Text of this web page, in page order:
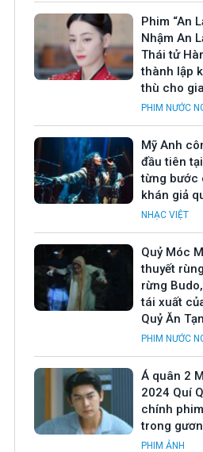
Phim “An
Nhậm An
Thái tử
thành lập
thù cho
PHIM NƯỚC
Mỹ Anh
đầu tiên
từng bước
khán giả
NHẠC VIỆT
Quỷ Móc
thuyết
rừng
tái xuất
Quỷ Ăn
PHIM NƯỚC
Á quân 2
2024 Quí
chính
trong
PHIM ẢNH